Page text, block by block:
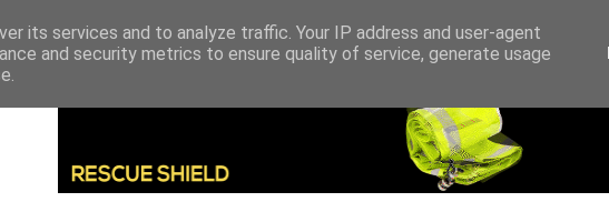
its services and to analyze traffic. Your IP address and user-agent
and security metrics to ensure quality of service, generate usage